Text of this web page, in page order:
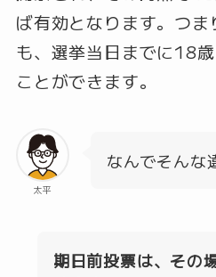
ば有効となります。つ
も、選挙当日までに18
ことができます。
太平
なんでそんな
期日前投票は、その